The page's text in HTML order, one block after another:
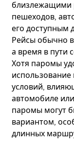
близлежащими
пешеходов,
его доступным
Рейсы обычно
а время в пути
Хотя паромы
использование
условий,
автомобиле
паромы могут
вариантом,
длинных